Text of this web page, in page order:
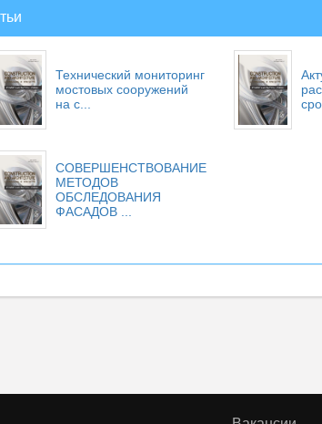
Технический мониторинг
мостовых сооружений
на с...
СОВЕРШЕНСТВОВАНИЕ
МЕТОДОВ
ОБСЛЕДОВАНИЯ
ФАСАДОВ ...